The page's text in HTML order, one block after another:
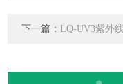
下一篇： LQ-UV3紫外